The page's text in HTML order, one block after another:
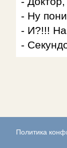
- Ну
- И?!!! На
-
Политика